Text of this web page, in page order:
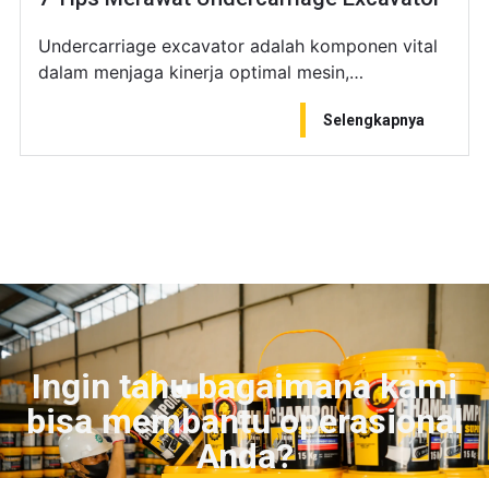
Undercarriage excavator adalah komponen vital
dalam menjaga kinerja optimal mesin,…
Selengkapnya
Ingin tahu bagaimana kami
bisa membantu operasional
Anda?